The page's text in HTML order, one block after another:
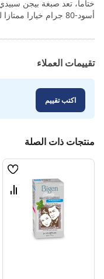
أسود-80 جرام خيارا ممتازا للون طبيعي بلا أضرار الأمونيا التي قد تقلقك.
تقييمات العملاء
اكتب تقييم
منتجات ذات الصلة
قائمة
قارن